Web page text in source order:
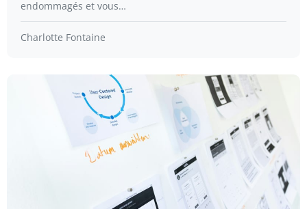
endommagés et vous…
Charlotte Fontaine